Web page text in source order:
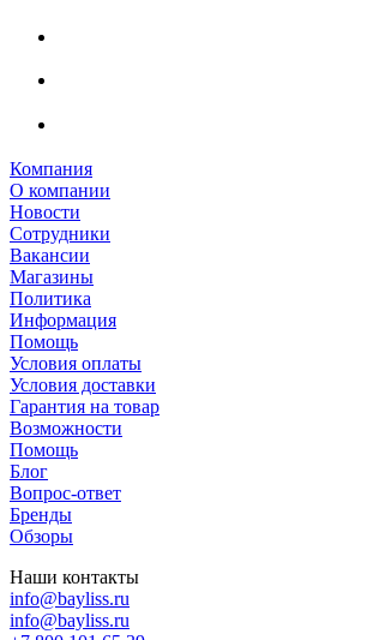
Компания
О компании
Новости
Сотрудники
Вакансии
Магазины
Политика
Информация
Помощь
Условия оплаты
Условия доставки
Гарантия на товар
Возможности
Помощь
Блог
Вопрос-ответ
Бренды
Обзоры
Наши контакты
info@bayliss.ru
info@bayliss.ru